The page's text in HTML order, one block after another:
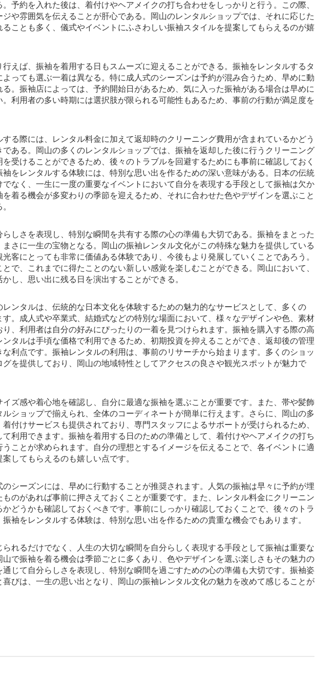
予約を入れた後は、着付けやヘアメイクの打ち合わせをしっかりと行う。この際、
ジや雰囲気を伝えることが肝心である。岡山のレンタルショップでは、それに応じた
ことも多く、儀式やイベントにふさわしい振袖スタイルを提案してもらえるのが嬉
えば、振袖を着用する日もスムーズに迎えることができる。振袖をレンタルするタ
っても選ぶ一着は異なる。特に成人式のシーズンは予約が混み合うため、早めに動
る。振袖店によっては、予約開始日があるため、気に入った振袖がある場合は早めに
利用者の多い時期には選択肢が限られる可能性もあるため、事前の行動が満足度を
する際には、レンタル料金に加えて返却時のクリーニング費用が含まれているかどう
ある。岡山の多くのレンタルショップでは、振袖を返却した後に行うクリーニング
受けることができるため、後々のトラブルを回避するためにも事前に確認しておく
袖をレンタルする体験には、特別な思い出を作るための深い意味がある。日本の伝統
なく、一生に一度の重要なイベントにおいて自分を表現する手段として振袖は欠か
着る機会が多変わりの季節を迎えるため、それに合わせた色やデザインを選ぶこと
らしさを表現し、特別な瞬間を共有する際の心の準備も大切である。振袖をまとった
さに一生の宝物となる。岡山の振袖レンタル文化がこの特殊な魅力を提供している
客にとっても非常に価値ある体験であり、今後もより発展していくことであろう。
で、これまでに得たことのない新しい感覚を楽しむことができる。岡山において、
し、思い出に残る日を演出することができる。
レンタルは、伝統的な日本文化を体験するための魅力的なサービスとして、多くの
。成人式や卒業式、結婚式などの特別な場面において、様々なデザインや色、素材
、利用者は自分の好みにぴったりの一着を見つけられます。振袖を購入する際の高
タルは手頃な価格で利用できるため、初期投資を抑えることができ、返却後の管理
利点です。振袖レンタルの利用は、事前のリサーチから始まります。多くのショッ
を提供しており、岡山の地域特性としてアクセスの良さや観光スポットが魅力で
ズ感や着心地を確認し、自分に最適な振袖を選ぶことが重要です。また、帯や髪飾
ルショップで揃えられ、全体のコーディネートが簡単に行えます。さらに、岡山の多
着付けサービスも提供されており、専門スタッフによるサポートが受けられるため、
利用できます。振袖を着用する日のための準備として、着付けやヘアメイクの打ち
ことが求められます。自分の理想とするイメージを伝えることで、各イベントに適
してもらえるのも嬉しい点です。
シーズンには、早めに行動することが推奨されます。人気の振袖は早々に予約が埋
ものがあれば事前に押さえておくことが重要です。また、レンタル料金にクリーニン
どうかも確認しておくべきです。事前にしっかり確認しておくことで、後々のトラ
袖をレンタルする体験は、特別な思い出を作るための貴重な機会でもあります。
られるだけでなく、人生の大切な瞬間を自分らしく表現する手段として振袖は重要な
で振袖を着る機会は季節ごとに多くあり、色やデザインを選ぶ楽しさもその魅力の
じて自分らしさを表現し、特別な瞬間を過ごすための心の準備も大切です。振袖姿
びは、一生の思い出となり、岡山の振袖レンタル文化の魅力を改めて感じることが